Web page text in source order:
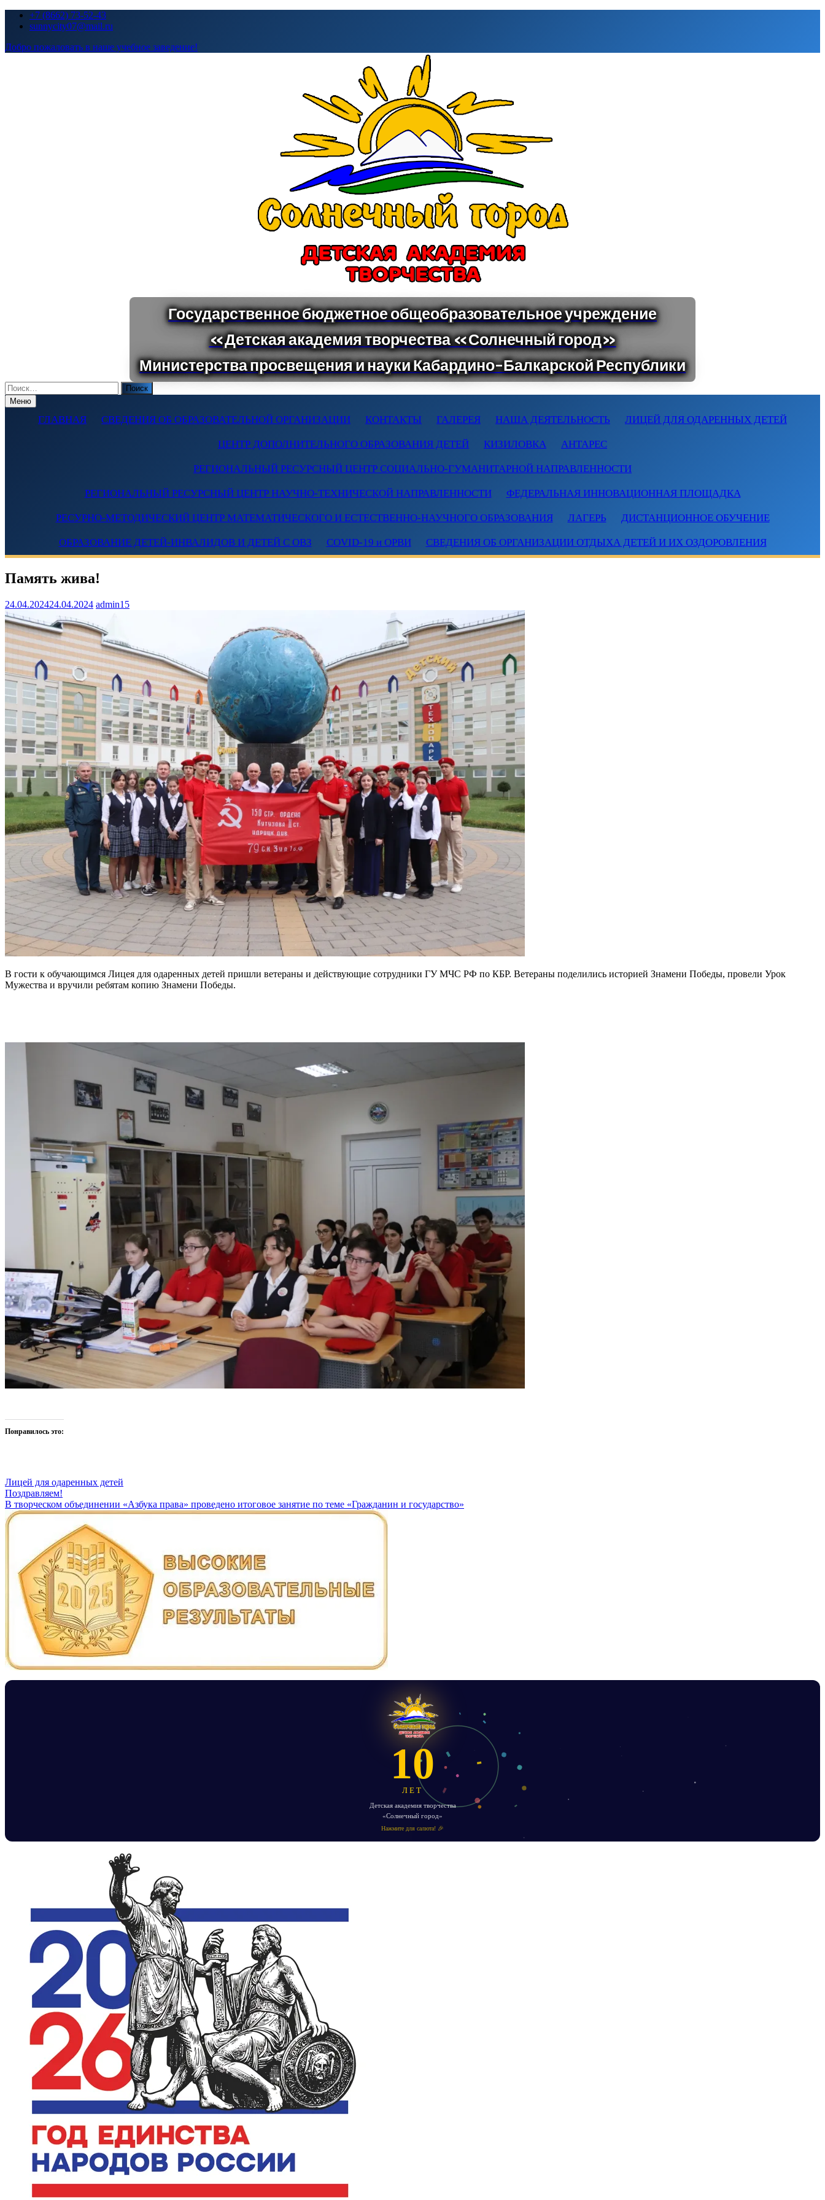
Перейти+7 (8662) 73-52-43
sunnycity07@mail.ru
Добро пожаловать в наше учебное заведение!
Поиск
по:Меню
ГЛАВНАЯ СВЕДЕНИЯ ОБ ОБРАЗОВАТЕЛЬНОЙ ОРГАНИЗАЦИИ КОНТАКТЫ ГАЛЕРЕЯ НАША ДЕЯТЕЛЬНОСТЬ ЛИЦЕЙ ДЛЯ ОДАРЕННЫХ ДЕТЕЙ
ЦЕНТР ДОПОЛНИТЕЛЬНОГО ОБРАЗОВАНИЯ ДЕТЕЙ КИЗИЛОВКА АНТАРЕС
РЕГИОНАЛЬНЫЙ РЕСУРСНЫЙ ЦЕНТР СОЦИАЛЬНО-ГУМАНИТАРНОЙ НАПРАВЛЕННОСТИ
РЕГИОНАЛЬНЫЙ РЕСУРСНЫЙ ЦЕНТР НАУЧНО-ТЕХНИЧЕСКОЙ НАПРАВЛЕННОСТИ ФЕДЕРАЛЬНАЯ ИННОВАЦИОННАЯ ПЛОЩАДКА
РЕСУРНО-МЕТОДИЧЕСКИЙ ЦЕНТР МАТЕМАТИЧЕСКОГО И ЕСТЕСТВЕННО-НАУЧНОГО ОБРАЗОВАНИЯ ЛАГЕРЬ ДИСТАНЦИОННОЕ ОБУЧЕНИЕ
ОБРАЗОВАНИЕ ДЕТЕЙ-ИНВАЛИДОВ И ДЕТЕЙ С ОВЗ COVID-19 и ОРВИ СВЕДЕНИЯ ОБ ОРГАНИЗАЦИИ ОТДЫХА ДЕТЕЙ И ИХ ОЗДОРОВЛЕНИЯ
Память жива!
24.04.202424.04.2024 admin15
В гости к обучающимся Лицея для одаренных детей пришли ветераны и действующие сотрудники ГУ МЧС РФ по КБР. Ветераны поделились историей Знамени Победы, провели Урок
Мужества и вручили ребятам копию Знамени Победы.
Понравилось это:
Лицей для одаренных детей
Навигация
по
записям
Поздравляем!
В творческом объединении «Азбука права» проведено итоговое занятие по теме «Гражданин и государство»
10
ЛЕТ
Детская академия творчества
«Солнечный город»
Нажмите для салюта! 🎉